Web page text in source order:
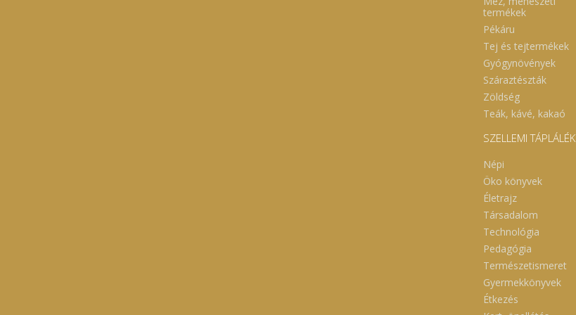
termékek
Pékáru
Tej és tejtermékek
Gyógynövények
Száraztészták
Zöldség
Teák, kávé, kakaó
SZELLEMI TÁPLÁLÉK
Népi
Öko könyvek
Életrajz
Társadalom
Technológia
Pedagógia
Természetismeret
Gyermekkönyvek
Étkezés